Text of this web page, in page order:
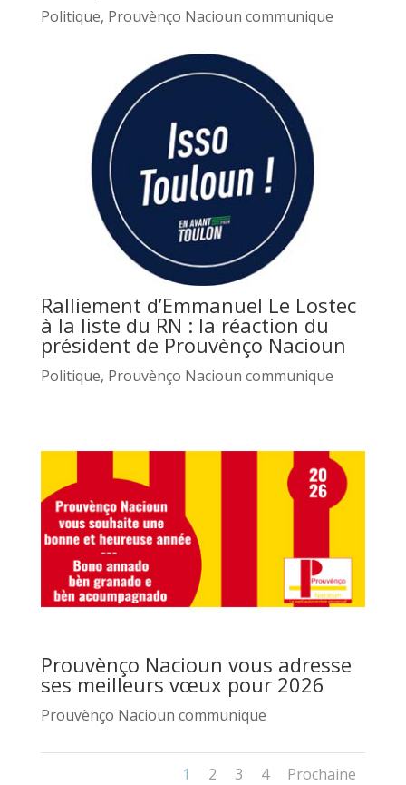
Politique, Prouvènço Nacioun communique
Ralliement d’Emmanuel Le Lostec
à la liste du RN : la réaction du
président de Prouvènço Nacioun
Politique, Prouvènço Nacioun communique
Prouvènço Nacioun vous adresse
ses meilleurs vœux pour 2026
Prouvènço Nacioun communique
1 2 3 4 Prochaine